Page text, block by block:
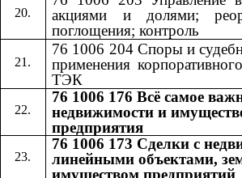
акциями и долями;
поглощения; контроль
76 1006 204 Споры и
применения
ТЭК
76 1006 176 Всё самое
недвижимости и
предприятия
76 1006 173 Сделки с
линейными объектами,
имуществом предприятий